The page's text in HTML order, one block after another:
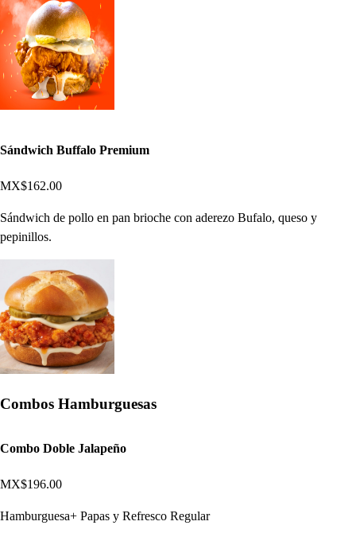
Sándwich Buffalo Premium
MX$162.00
Sándwich de pollo en pan brioche con aderezo Bufalo, queso y
pepinillos.
Combos Hamburguesas
Combo Doble Jalapeño
MX$196.00
Hamburguesa+ Papas y Refresco Regular